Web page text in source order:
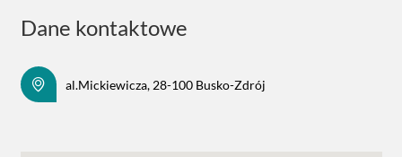
Dane kontaktowe
al.Mickiewicza, 28-100 Busko-Zdrój